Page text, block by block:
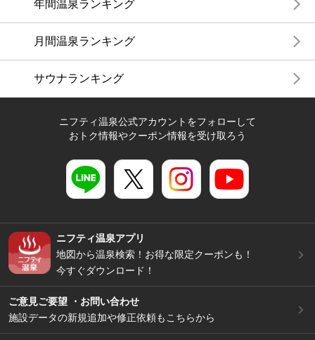
年間温泉ランキング
月間温泉ランキング
サウナランキング
ニフティ温泉公式アカウントをフォローして
おトク情報やクーポン情報を受け取ろう
ニフティ温泉アプリ
地図から温泉検索！お得な限定クーポンも！
今すぐダウンロード！
ご意見ご要望 ・お問い合わせ
施設データの新規追加や修正依頼もこちらから